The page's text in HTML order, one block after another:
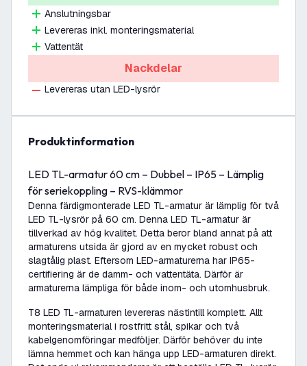
Anslutningsbar
Levereras inkl. monteringsmaterial
Vattentät
Nackdelar
Levereras utan LED-lysrör
produktinformation
LED TL-armatur 60 cm – Dubbel – IP65 – Lämplig
för seriekoppling – RVS-klämmor
Denna färdigmonterade LED TL-armatur är lämplig för två
LED TL-lysrör på 60 cm. Denna LED TL-armatur är
tillverkad av hög kvalitet. Detta beror bland annat på att
armaturens utsida är gjord av en mycket robust och
slagtålig plast. Eftersom LED-armaturerna har IP65-
certifiering är de damm- och vattentäta. Därför är
armaturerna lämpliga för både inom- och utomhusbruk.
T8 LED TL-armaturen levereras nästintill komplett. Allt
monteringsmaterial i rostfritt stål, spikar och två
kabelgenomföringar medföljer. Därför behöver du inte
lämna hemmet och kan hänga upp LED-armaturen direkt.